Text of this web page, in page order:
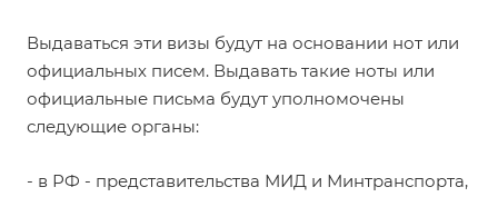
Выдаваться эти визы будут на основании нот или
официальных писем. Выдавать такие ноты или
официальные письма будут уполномочены
следующие органы:
- в РФ - представительства МИД и Минтранспорта,